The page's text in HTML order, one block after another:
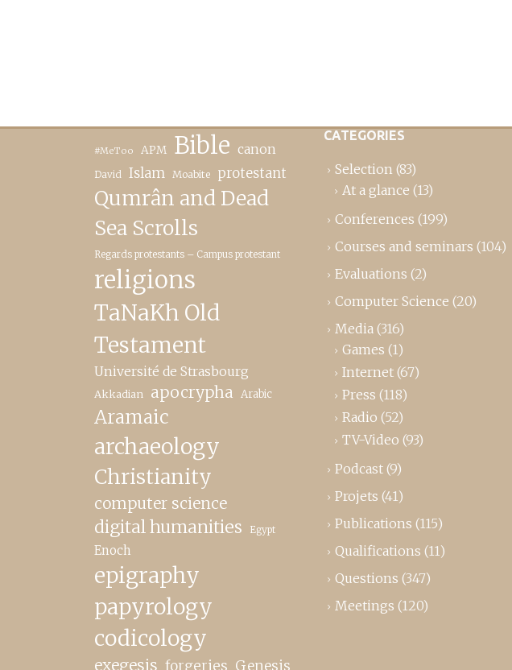
#MeToo APM Bible canon
David Islam Moabite protestant
Qumrân and Dead
Sea Scrolls
Regards protestants – Campus protestant
religions
TaNaKh Old
Testament
Université de Strasbourg
Akkadian apocrypha Arabic
Aramaic
archaeology
Christianity
computer science
digital humanities Egypt
Enoch
epigraphy
papyrology
codicology
exegesis forgeries Genesis
CATEGORIES
Selection (83)
At a glance (13)
Conferences (199)
Courses and seminars (104)
Evaluations (2)
Computer Science (20)
Media (316)
Games (1)
Internet (67)
Press (118)
Radio (52)
TV-Video (93)
Podcast (9)
Projets (41)
Publications (115)
Qualifications (11)
Questions (347)
Meetings (120)